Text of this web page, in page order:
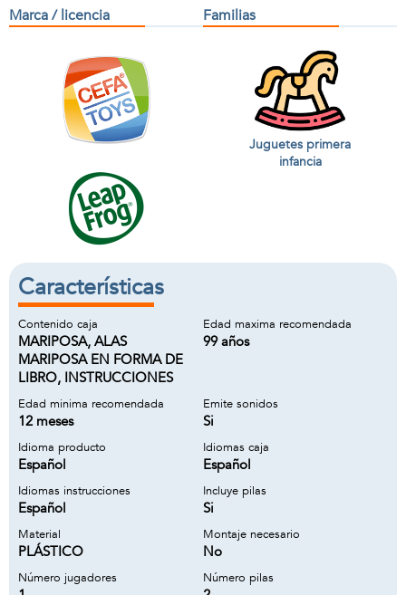
Marca / licencia Familias
Juguetes primera
infancia
Características
Contenido caja
MARIPOSA, ALAS
MARIPOSA EN FORMA DE
LIBRO, INSTRUCCIONES
Edad maxima recomendada
99 años
Edad minima recomendada
12 meses
Emite sonidos
Si
Idioma producto
Español
Idiomas caja
Español
Idiomas instrucciones
Español
Incluye pilas
Si
Material
PLÁSTICO
Montaje necesario
No
Número jugadores Número pilas